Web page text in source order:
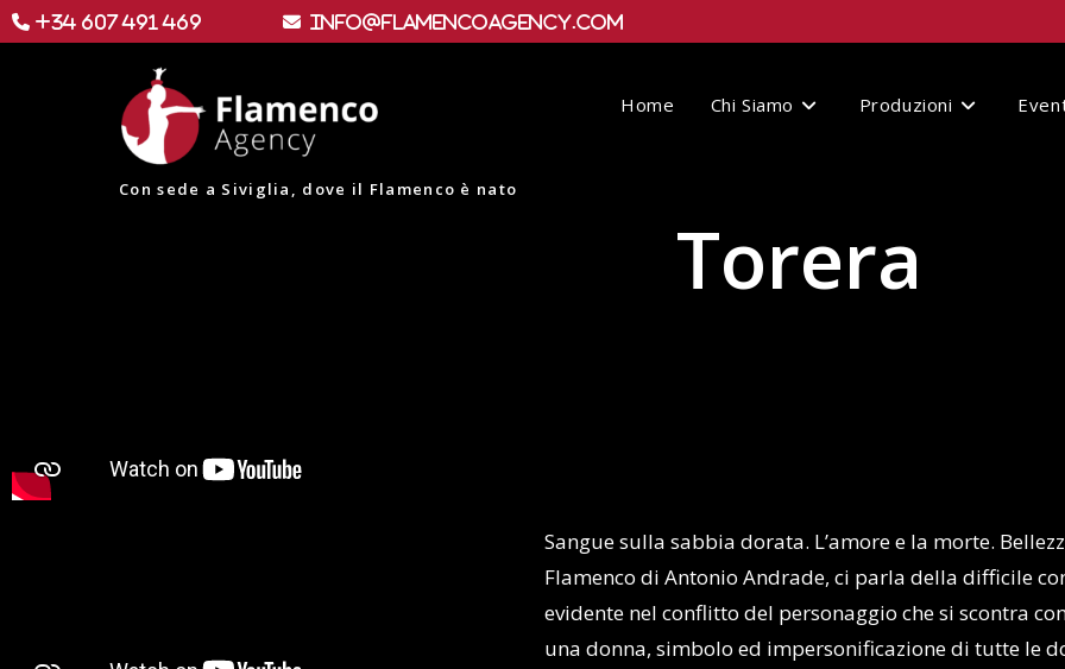
+34 607 491 469 info@flamencoagency.com
Home Chi Siamo Produzioni
Con sede a Siviglia, dove il Flamenco è nato
Torera
Sangue sulla sabbia dorata. L’amore e la morte.
Flamenco di Antonio Andrade, ci parla della difficile
evidente nel conflitto del personaggio che si scontra
una donna, simbolo ed impersonificazione di tutte le